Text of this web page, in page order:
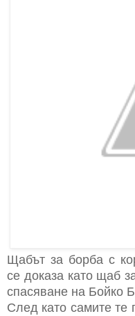
Щабът за борба с
се доказа като щаб
спасяване на Бойко
След като самите те